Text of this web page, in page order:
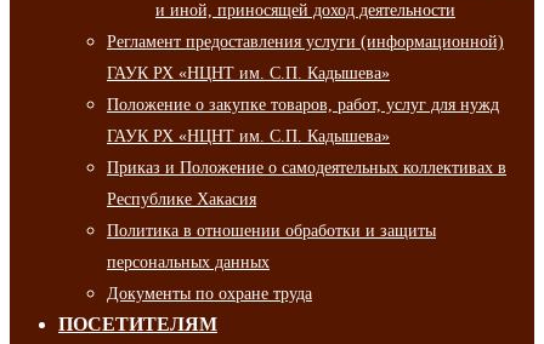
и иной, приносящей доход деятельности
Регламент предоставления услуги (информационной)
ГАУК РХ «НЦНТ им. С.П. Кадышева»
Положение о закупке товаров, работ, услуг для нужд
ГАУК РХ «НЦНТ им. С.П. Кадышева»
Приказ и Положение о самодеятельных коллективах в
Республике Хакасия
Политика в отношении обработки и защиты
персональных данных
Документы по охране труда
ПОСЕТИТЕЛЯМ